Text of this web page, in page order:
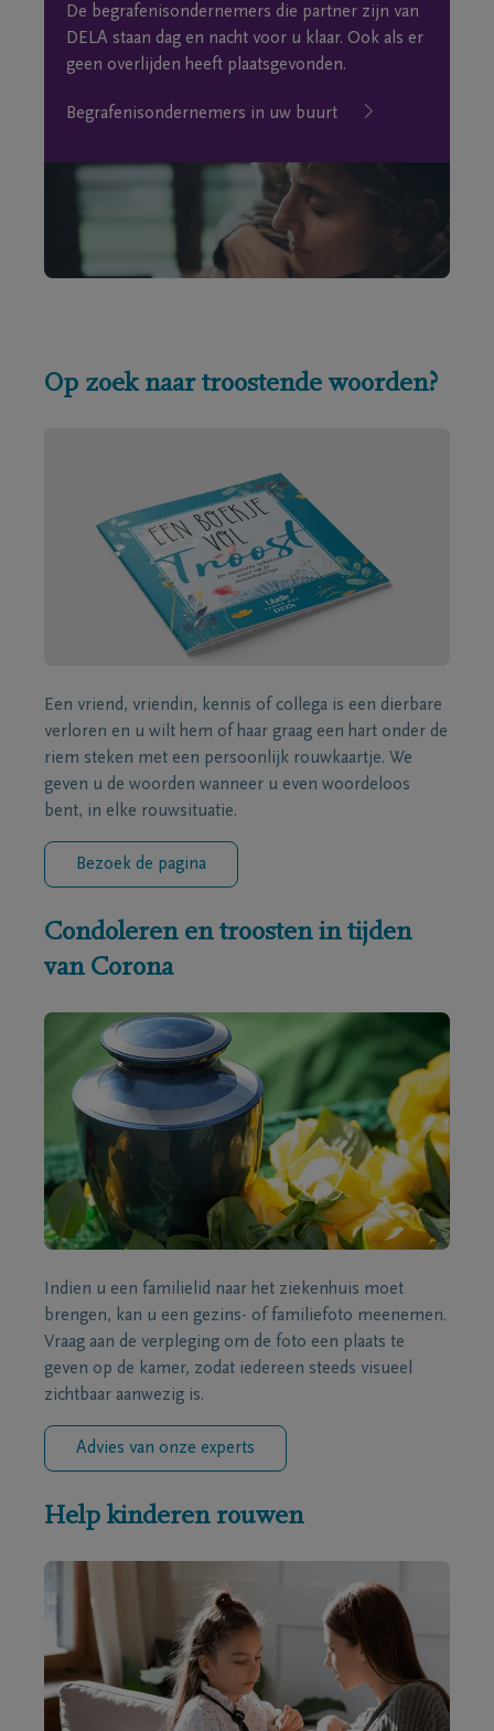
De begrafenisondernemers die partner zijn van
DELA staan dag en nacht voor u klaar. Ook als er
geen overlijden heeft plaatsgevonden.
Begrafenisondernemers in uw buurt
Op zoek naar troostende woorden?
Een vriend, vriendin, kennis of collega is een dierbare
verloren en u wilt hem of haar graag een hart onder de
riem steken met een persoonlijk rouwkaartje. We
geven u de woorden wanneer u even woordeloos
bent, in elke rouwsituatie.
Bezoek de pagina
Condoleren en troosten in tijden
van Corona
Indien u een familielid naar het ziekenhuis moet
brengen, kan u een gezins- of familiefoto meenemen.
Vraag aan de verpleging om de foto een plaats te
geven op de kamer, zodat iedereen steeds visueel
zichtbaar aanwezig is.
Advies van onze experts
Help kinderen rouwen